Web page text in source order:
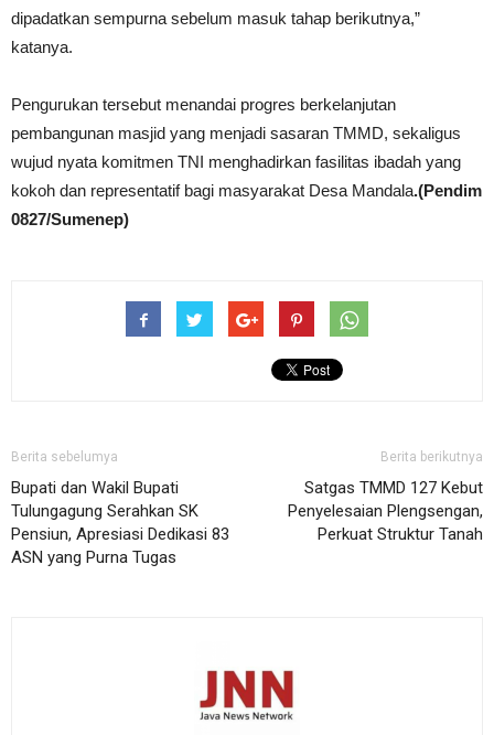
dipadatkan sempurna sebelum masuk tahap berikutnya,”
katanya.
Pengurukan tersebut menandai progres berkelanjutan
pembangunan masjid yang menjadi sasaran TMMD, sekaligus
wujud nyata komitmen TNI menghadirkan fasilitas ibadah yang
kokoh dan representatif bagi masyarakat Desa Mandala.(Pendim
0827/Sumenep)
Berita sebelumya
Bupati dan Wakil Bupati
Tulungagung Serahkan SK
Pensiun, Apresiasi Dedikasi 83
ASN yang Purna Tugas
Berita berikutnya
Satgas TMMD 127 Kebut
Penyelesaian Plengsengan,
Perkuat Struktur Tanah